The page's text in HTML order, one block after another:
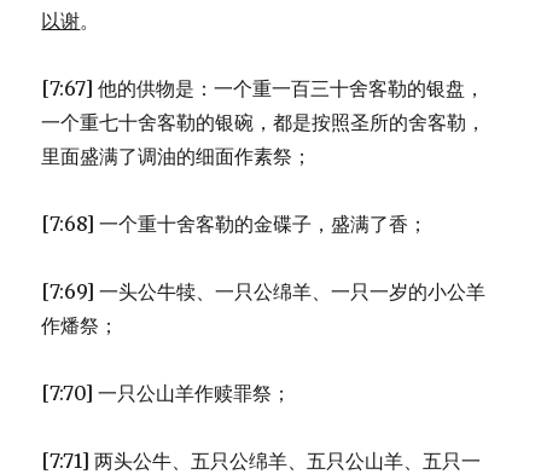
以谢。
[7:67] 他的供物是：一个重一百三十舍客勒的银盘，
一个重七十舍客勒的银碗，都是按照圣所的舍客勒，
里面盛满了调油的细面作素祭；
[7:68] 一个重十舍客勒的金碟子，盛满了香；
[7:69] 一头公牛犊、一只公绵羊、一只一岁的小公羊
作燔祭；
[7:70] 一只公山羊作赎罪祭；
[7:71] 两头公牛、五只公绵羊、五只公山羊、五只一